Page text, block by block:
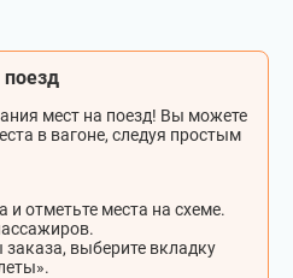
поезд
мест на поезд! Вы можете
в вагоне, следуя простым
и отметьте места на схеме.
выберите вкладку